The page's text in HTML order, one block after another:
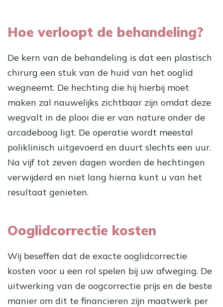
Hoe verloopt de behandeling?
De kern van de behandeling is dat een plastisch
chirurg een stuk van de huid van het ooglid
wegneemt. De hechting die hij hierbij moet
maken zal nauwelijks zichtbaar zijn omdat deze
wegvalt in de plooi die er van nature onder de
arcadeboog ligt. De operatie wordt meestal
poliklinisch uitgevoerd en duurt slechts een uur.
Na vijf tot zeven dagen worden de hechtingen
verwijderd en niet lang hierna kunt u van het
resultaat genieten.
Ooglidcorrectie kosten
Wij beseffen dat de exacte ooglidcorrectie
kosten voor u een rol spelen bij uw afweging. De
uitwerking van de oogcorrectie prijs en de beste
manier om dit te financieren zijn maatwerk per